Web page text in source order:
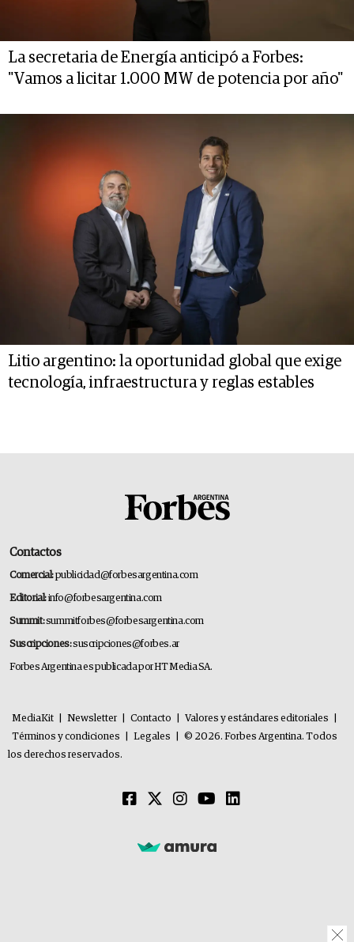
La secretaria de Energía anticipó a Forbes:
"Vamos a licitar 1.000 MW de potencia por año"
Litio argentino: la oportunidad global que exige
tecnología, infraestructura y reglas estables
Contactos
Comercial:publicidad@forbesargentina.com
Editorial:info@forbesargentina.com
Summit:summitforbes@forbesargentina.com
Suscripciones:suscripciones@forbes.ar
Forbes Argentina es publicada por HT Media SA.
MediaKit Newsletter Contacto Valores y estándares editoriales
Términos y condiciones
Legales
© 2026. Forbes Argentina. Todos
los derechos reservados.